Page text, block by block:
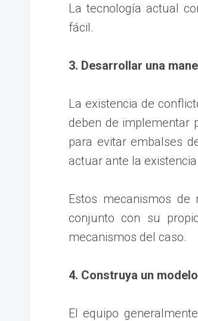
La tecnología actual
fácil.
3. Desarrollar una
La existencia de
deben de implementar
para evitar embalses
actuar ante la
Estos mecanismos de
conjunto con su
mecanismos del caso.
4. Construya un
El equipo